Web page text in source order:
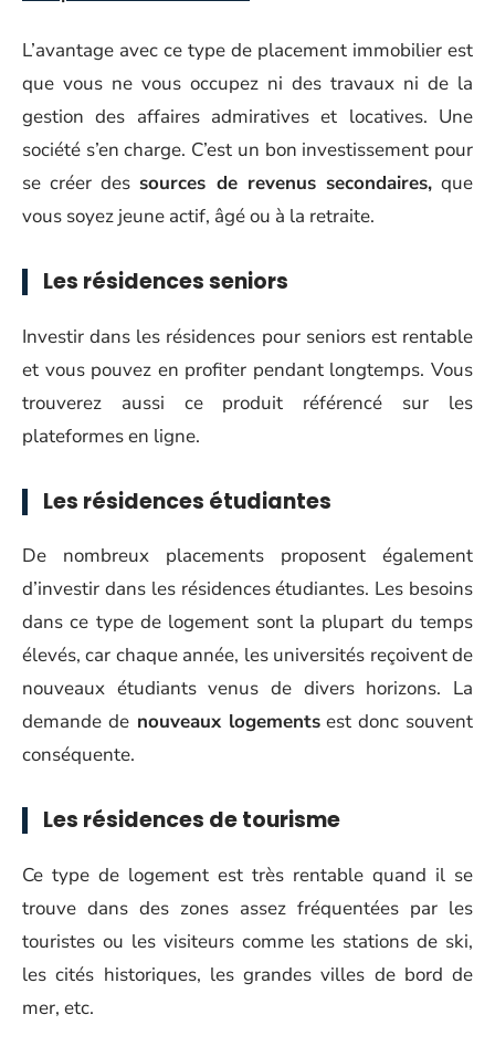
L’avantage avec ce type de placement immobilier est
que vous ne vous occupez ni des travaux ni de la
gestion des affaires admiratives et locatives. Une
société s’en charge. C’est un bon investissement pour
se créer des sources de revenus secondaires,que
vous soyez jeune actif, âgé ou à la retraite.
Les résidences seniors
Investir dans les résidences pour seniors est rentable
et vous pouvez en profiter pendant longtemps. Vous
trouverez aussi ce produit référencé sur les
plateformes en ligne.
Les résidences étudiantes
De nombreux placements proposent également
d’investir dans les résidences étudiantes. Les besoins
dans ce type de logement sont la plupart du temps
élevés, car chaque année, les universités reçoivent de
nouveaux étudiants venus de divers horizons. La
demande denouveaux logementsest donc souvent
conséquente.
Les résidences de tourisme
Ce type de logement est très rentable quand il se
trouve dans des zones assez fréquentées par les
touristes ou les visiteurs comme les stations de ski,
les cités historiques, les grandes villes de bord de
mer, etc.